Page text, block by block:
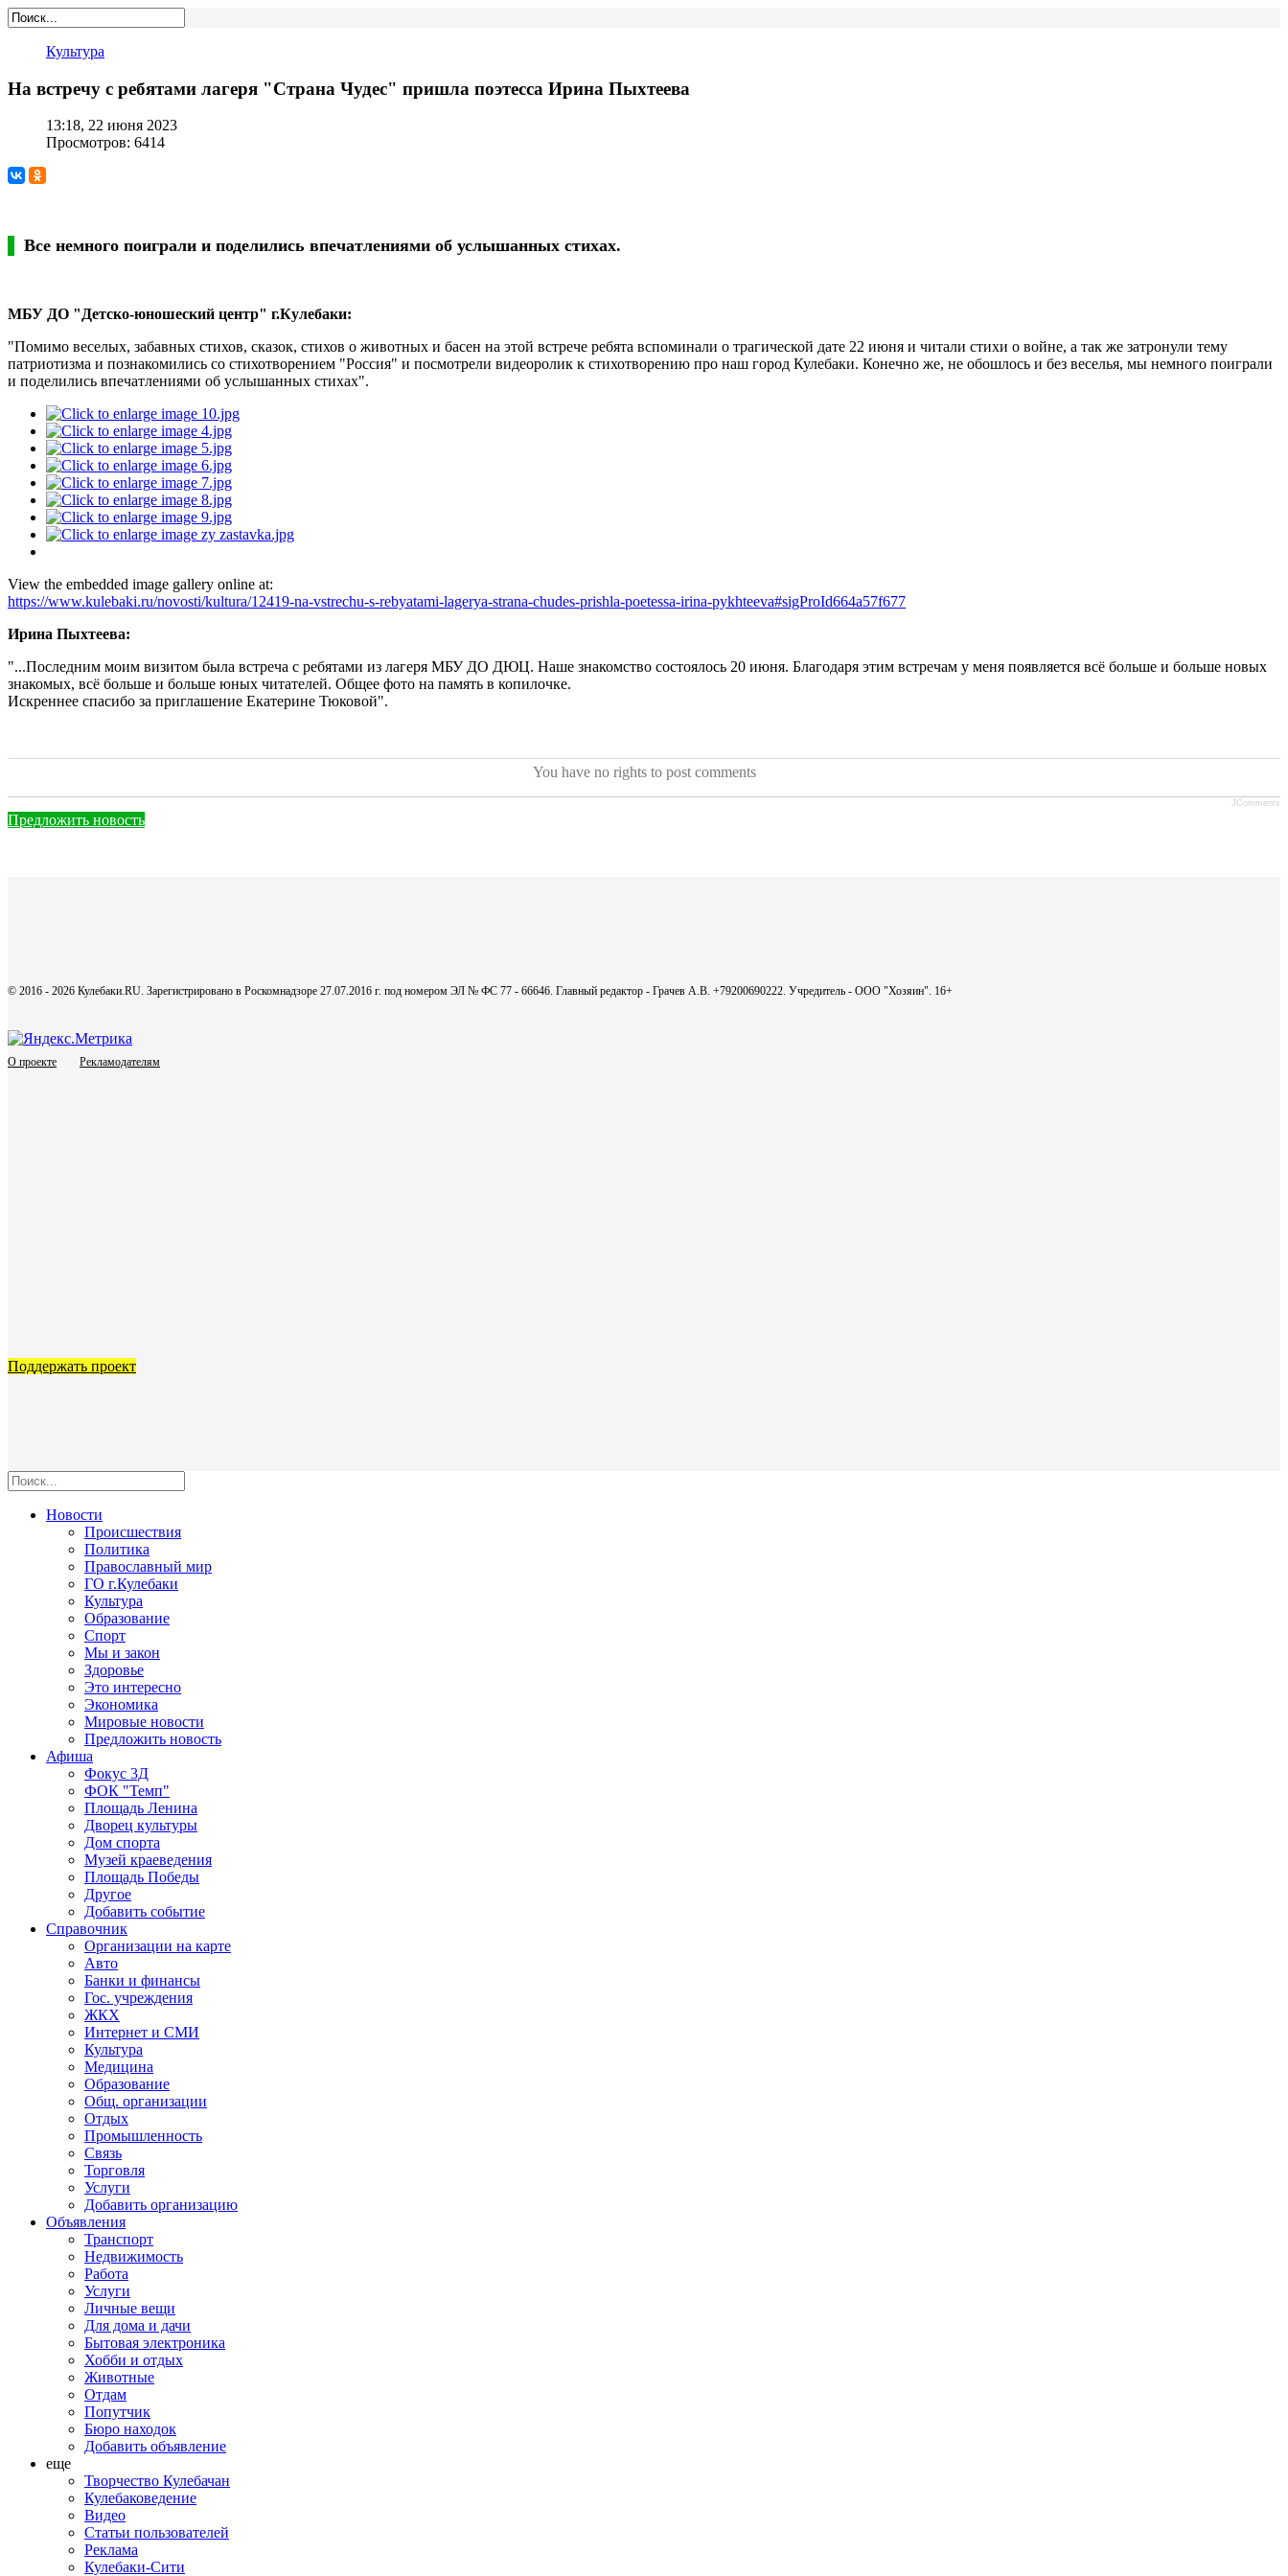
Культура
На встречу с ребятами лагеря "Страна Чудес" пришла поэтесса Ирина Пыхтеева
13:18, 22 июня 2023
Просмотров: 6414
Все немного поиграли и поделились впечатлениями об услышанных стихах.
МБУ ДО "Детско-юношеский центр" г.Кулебаки:
"Помимо веселых, забавных стихов, сказок, стихов о животных и басен на этой встрече ребята вспоминали о трагической дате 22 июня и читали стихи о войне, а так же затронули тему
патриотизма и познакомились со стихотворением "Россия" и посмотрели видеоролик к стихотворению про наш город Кулебаки. Конечно же, не обошлось и без веселья, мы немного поиграли
и поделились впечатлениями об услышанных стихах".
View the embedded image gallery online at:
https://www.kulebaki.ru/novosti/kultura/12419-na-vstrechu-s-rebyatami-lagerya-strana-chudes-prishla-poetessa-irina-pykhteeva#sigProId664a57f677
Ирина Пыхтеева:
"...Последним моим визитом была встреча с ребятами из лагеря МБУ ДО ДЮЦ. Наше знакомство состоялось 20 июня. Благодаря этим встречам у меня появляется всё больше и больше новых
знакомых, всё больше и больше юных читателей. Общее фото на память в копилочке.
Искреннее спасибо за приглашение Екатерине Тюковой".
You have no rights to post comments
JComments
Предложить новость
© 2016 - 2026 Кулебаки.RU. Зарегистрировано в Роскомнадзоре 27.07.2016 г. под номером ЭЛ № ФС 77 - 66646. Главный редактор - Грачев А.В. +79200690222. Учредитель - ООО "Хозяин". 16+
О проекте Рекламодателям
Поддержать проект
Новости
Происшествия
Политика
Православный мир
ГО г.Кулебаки
Культура
Образование
Спорт
Мы и закон
Здоровье
Это интересно
Экономика
Мировые новости
Предложить новость
Афиша
Фокус 3Д
ФОК "Темп"
Площадь Ленина
Дворец культуры
Дом спорта
Музей краеведения
Площадь Победы
Другое
Добавить событие
Справочник
Организации на карте
Авто
Банки и финансы
Гос. учреждения
ЖКХ
Интернет и СМИ
Культура
Медицина
Образование
Общ. организации
Отдых
Промышленность
Связь
Торговля
Услуги
Добавить организацию
Объявления
Транспорт
Недвижимость
Работа
Услуги
Личные вещи
Для дома и дачи
Бытовая электроника
Хобби и отдых
Животные
Отдам
Попутчик
Бюро находок
Добавить объявление
еще
Творчество Кулебачан
Кулебаковедение
Видео
Статьи пользователей
Реклама
Кулебаки-Сити